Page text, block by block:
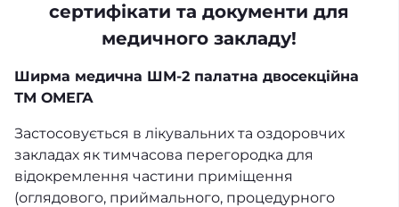
сертифікати та документи для
медичного закладу!
Ширма медична ШМ-2 палатна двосекційна
ТМ ОМЕГА
Застосовується в лікувальних та оздоровчих
закладах як тимчасова перегородка для
відокремлення частини приміщення
(оглядового, приймального, процедурного